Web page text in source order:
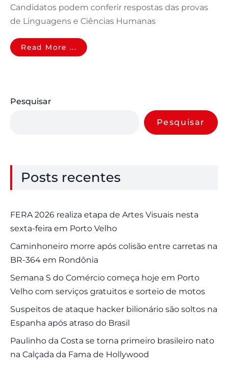
Candidatos podem conferir respostas das provas
de Linguagens e Ciências Humanas
Read More ...
Pesquisar
Pesquisar
Posts recentes
FERA 2026 realiza etapa de Artes Visuais nesta
sexta-feira em Porto Velho
Caminhoneiro morre após colisão entre carretas na
BR-364 em Rondônia
Semana S do Comércio começa hoje em Porto
Velho com serviços gratuitos e sorteio de motos
Suspeitos de ataque hacker bilionário são soltos na
Espanha após atraso do Brasil
Paulinho da Costa se torna primeiro brasileiro nato
na Calçada da Fama de Hollywood